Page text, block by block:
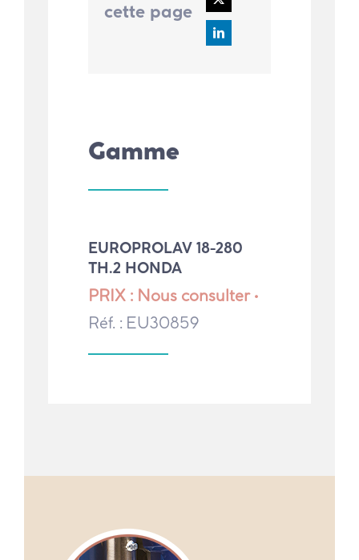
cette page
Gamme
EUROPROLAV 18-280
TH.2 HONDA
PRIX : Nous consulter •
Réf. : EU30859